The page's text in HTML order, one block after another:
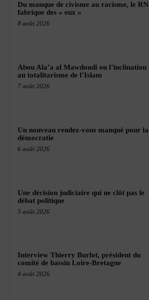
Du manque de civisme au racisme, le RN
fabrique des « eux »
8 août 2026
Abou Ala’a al Mawdoudi ou l’inclination
au totalitarisme de l’Islam
7 août 2026
Un nouveau rendez-vous manqué pour la
démocratie
6 août 2026
Une décision judiciaire qui ne clôt pas le
débat politique
5 août 2026
Interview Thierry Burlot, président du
comité de bassin Loire-Bretagne
4 août 2026